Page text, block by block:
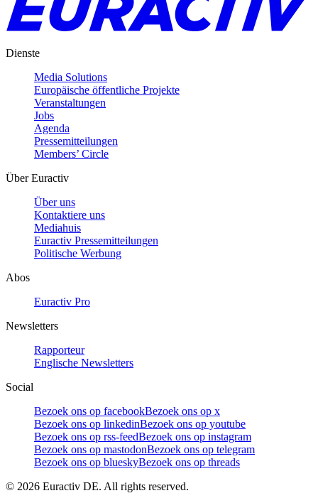
Dienste
Media Solutions
Europäische öffentliche Projekte
Veranstaltungen
Jobs
Agenda
Pressemitteilungen
Members’ Circle
Über Euractiv
Über uns
Kontaktiere uns
Mediahuis
Euractiv Pressemitteilungen
Politische Werbung
Abos
Euractiv Pro
Newsletters
Rapporteur
Englische Newsletters
Social
Bezoek ons op facebookBezoek ons op x
Bezoek ons op linkedinBezoek ons op youtube
Bezoek ons op rss-feedBezoek ons op instagram
Bezoek ons op mastodonBezoek ons op telegram
Bezoek ons op blueskyBezoek ons op threads
© 2026 Euractiv DE. All rights reserved.